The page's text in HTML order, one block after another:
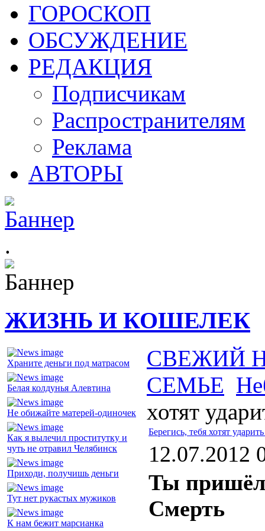
ГОРОСКОП
ОБСУЖДЕНИЕ
РЕДАКЦИЯ
Подписчикам
Распространителям
Реклама
АВТОРЫ
.
ЖИЗНЬ И КОШЕЛЕК
Храните деньги под матрасом
Белая колдунья Алевтина
Не обижайте матерей-одиночек
Как я вылечил проститутку и
чуть не отравил Челябинск
Приходи, получишь деньги
Тут нет рукастых мужиков
К нам бежит марсианка
СВЕЖИЙ
СЕМЬЕ
хотят
Берегись, тебя хотят
12.07.2012
Ты пришёл
Смерть